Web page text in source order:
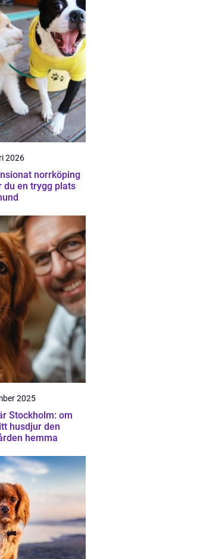
2026
norrköping
du en trygg plats
2025
Stockholm: om
husdjur den
hemma